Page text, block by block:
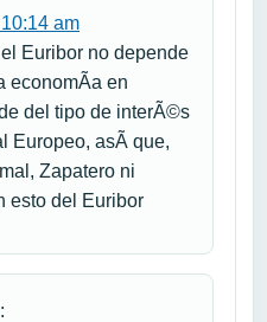
am
Euribor no depende
economÃ­a en
del tipo de interÃ©s
Europeo, asÃ­ que,
Zapatero ni
esto del Euribor